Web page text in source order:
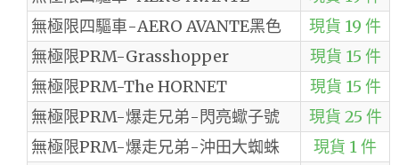
無極限四驅車-AERO AVANTE黑色
現貨 19 件
無極限PRM-Grasshopper
現貨 15 件
無極限PRM-The HORNET
現貨 15 件
無極限PRM-爆走兄弟-閃亮蠍子號
現貨 25 件
無極限PRM-爆走兄弟-沖田大蜘蛛
現貨 1 件